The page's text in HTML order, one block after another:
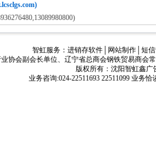
智虹服务：进销存软件 网站制作 │短
协会副会长单位、辽宁省总商会钢铁贸易商会
版权所有：沈阳智虹鑫广
业务咨询:024-22511693 22511099 业务